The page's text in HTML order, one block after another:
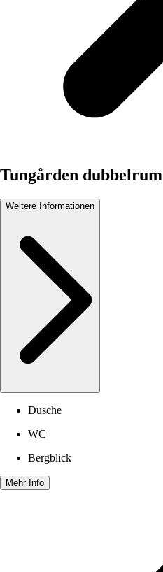
Tungården dubbelrum
Weitere Informationen
Dusche
WC
Bergblick
Mehr Info